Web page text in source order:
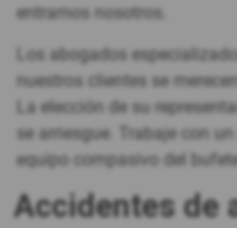
entramos nosotros.
Los abogados
nuestros clientes se
La elección de su
se arriesgue. Trabaje con
equipo compasivo del
Accidentes de